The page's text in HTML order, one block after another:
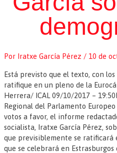
Por Iratxe García Pérez / 10 de
Está previsto que el texto, con los
ratifique en un pleno de la
Herrera/ ICAL 09/10/2017 –
Regional del Parlamento
votos a favor, el informe
socialista, Iratxe García Pérez,
que previsiblemente se ratificará
que se celebrará en Estrasburgos